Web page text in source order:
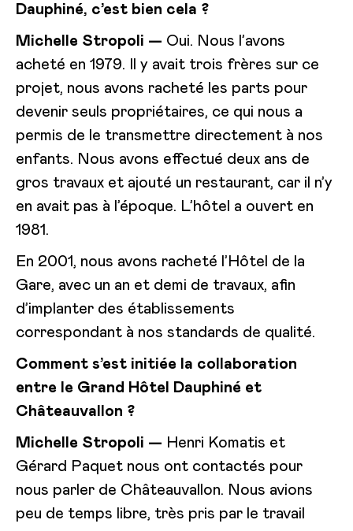
Dauphiné, c’est bien cela ?
Michelle Stropoli — Oui. Nous l’avons
acheté en 1979. Il y avait trois frères sur ce
projet, nous avons racheté les parts pour
devenir seuls propriétaires, ce qui nous a
permis de le transmettre directement à nos
enfants. Nous avons effectué deux ans de
gros travaux et ajouté un restaurant, car il n’y
en avait pas à l’époque. L’hôtel a ouvert en
1981.
En 2001, nous avons racheté l’Hôtel de la
Gare, avec un an et demi de travaux, afin
d’implanter des établissements
correspondant à nos standards de qualité.
Comment s’est initiée la collaboration
entre le Grand Hôtel Dauphiné et
Châteauvallon ?
Michelle Stropoli — Henri Komatis et
Gérard Paquet nous ont contactés pour
nous parler de Châteauvallon. Nous avions
peu de temps libre, très pris par le travail